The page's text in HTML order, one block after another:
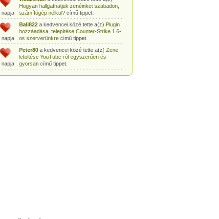
napja
Hogyan hallgathatjuk zenéinket szabadon,
számítógép nélkül?című tippet.
napja
Bali822a kedvencei közé tette a(z) Plugin
hozzáadása, telepítése Counter-Strike 1.6-
os szerverünkrecímű tippet.
napja
Peter80a kedvencei közé tette a(z) Zene
letöltése YouTube-ról egyszerűen és
gyorsancímű tippet.
Heni77a kedvencei közé tette a(z)Counter